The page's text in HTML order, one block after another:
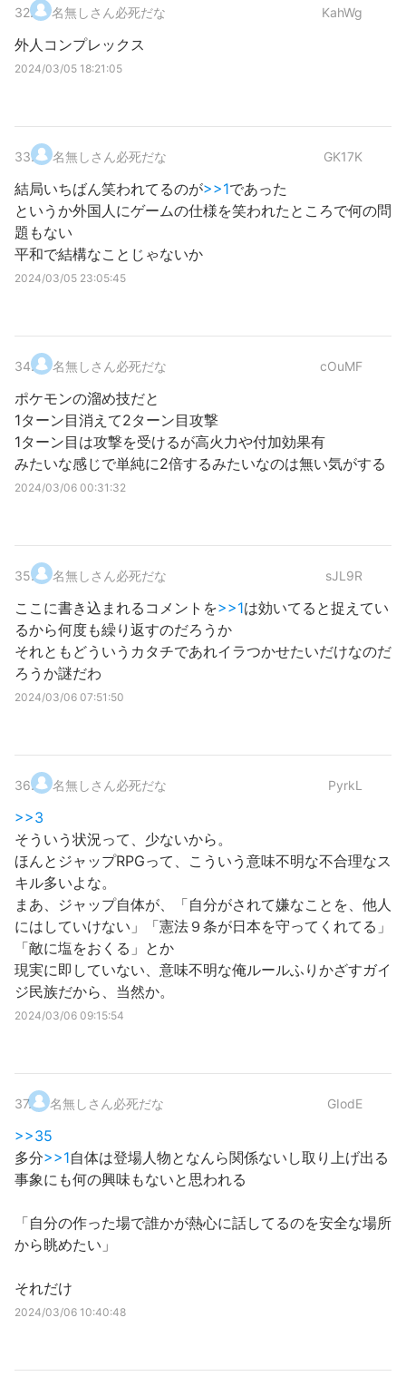
32. 名無しさん必死だな KahWg
外人コンプレックス
2024/03/05 18:21:05
33. 名無しさん必死だな GK17K
結局いちばん笑われてるのが>>1であった
というか外国人にゲームの仕様を笑われたところで何の問
題もない
平和で結構なことじゃないか
2024/03/05 23:05:45
34. 名無しさん必死だな cOuMF
ポケモンの溜め技だと
1ターン目消えて2ターン目攻撃
1ターン目は攻撃を受けるが高火力や付加効果有
みたいな感じで単純に2倍するみたいなのは無い気がする
2024/03/06 00:31:32
35. 名無しさん必死だな sJL9R
ここに書き込まれるコメントを>>1は効いてると捉えてい
るから何度も繰り返すのだろうか
それともどういうカタチであれイラつかせたいだけなのだ
ろうか謎だわ
2024/03/06 07:51:50
36. 名無しさん必死だな PyrkL
>>3
そういう状況って、少ないから。
ほんとジャップRPGって、こういう意味不明な不合理なス
キル多いよな。
まあ、ジャップ自体が、「自分がされて嫌なことを、他人
にはしていけない」「憲法９条が日本を守ってくれてる」
「敵に塩をおくる」とか
現実に即していない、意味不明な俺ルールふりかざすガイ
ジ民族だから、当然か。
2024/03/06 09:15:54
37. 名無しさん必死だな GIodE
>>35
多分>>1自体は登場人物となんら関係ないし取り上げ出る
事象にも何の興味もないと思われる
「自分の作った場で誰かが熱心に話してるのを安全な場所
から眺めたい」
それだけ
2024/03/06 10:40:48